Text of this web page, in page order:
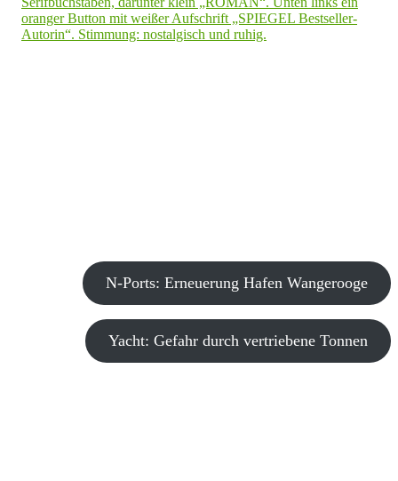
N-Ports: Erneuerung Hafen Wangerooge
Yacht: Gefahr durch vertriebene Tonnen